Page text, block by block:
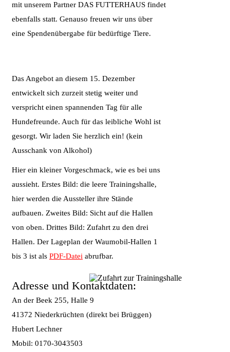
mit unserem Partner DAS FUTTERHAUS findet
ebenfalls statt. Genauso freuen wir uns über
eine Spendenübergabe für bedürftige Tiere.
Das Angebot an diesem 15. Dezember
entwickelt sich zurzeit stetig weiter und
verspricht einen spannenden Tag für alle
Hundefreunde. Auch für das leibliche Wohl ist
gesorgt. Wir laden Sie herzlich ein! (kein
Ausschank von Alkohol)
Hier ein kleiner Vorgeschmack, wie es bei uns
aussieht. Erstes Bild: die leere Trainingshalle,
hier werden die Aussteller ihre Stände
aufbauen. Zweites Bild: Sicht auf die Hallen
von oben. Drittes Bild: Zufahrt zu den drei
Hallen. Der Lageplan der Waumobil-Hallen 1
bis 3 ist als PDF-Datei abrufbar.
Adresse und Kontaktdaten:
An der Beek 255, Halle 9
41372 Niederkrüchten (direkt bei Brüggen)
Hubert Lechner
Mobil: 0170-3043503